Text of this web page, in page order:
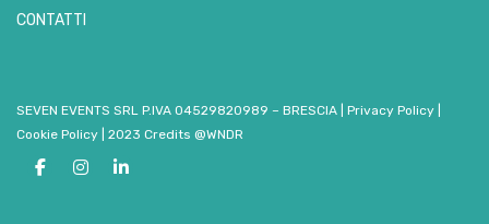
CONTATTI
SEVEN EVENTS SRL P.IVA 04529820989 – BRESCIA Privacy Policy
Cookie Policy
2023 Credits @WNDR